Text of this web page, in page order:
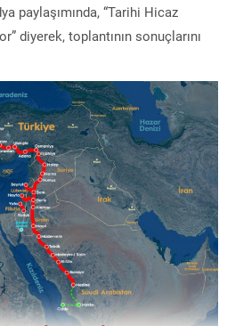
paylaşımında, “Tarihi Hicaz
diyerek, toplantının sonuçlarını